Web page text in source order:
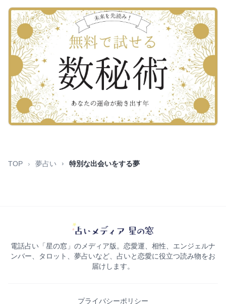
TOP 夢占い 特別な出会いをする夢
電話占い「星の窓」のメディア版。恋愛運、相性、エンジェルナ
ンバー、タロット、夢占いなど、占いと恋愛に役立つ読み物をお
届けします。
プライバシーポリシー